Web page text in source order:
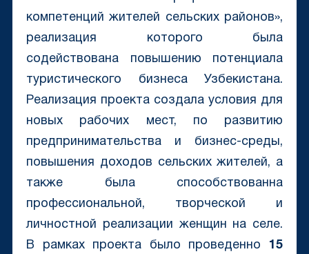
компетенций жителей сельских районов»,
реализация которого была
содействована повышению потенциала
туристического бизнеса Узбекистана.
Реализация проекта создала условия для
новых рабочих мест, по развитию
предпринимательства и бизнес-среды,
повышения доходов сельских жителей, а
также была способствованна
профессиональной, творческой и
личностной реализации женщин на селе.
В рамках проекта было проведенно 15